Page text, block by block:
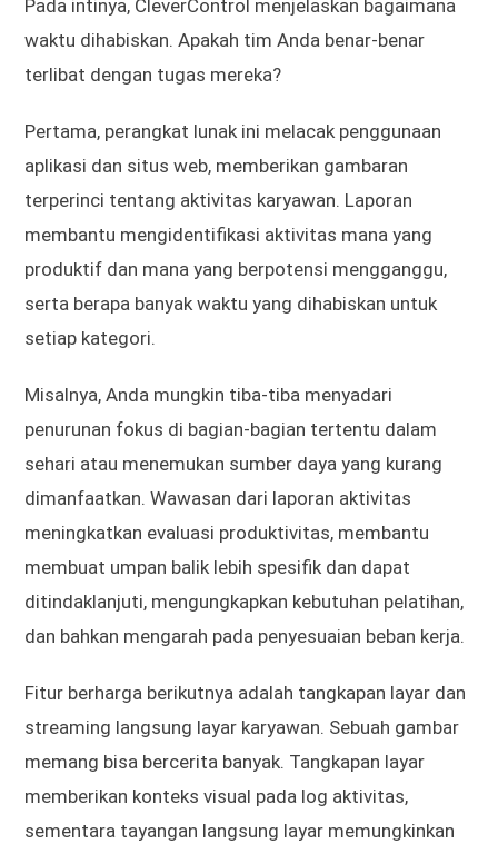
Pada intinya, CleverControl menjelaskan bagaimana
waktu dihabiskan. Apakah tim Anda benar-benar
terlibat dengan tugas mereka?
Pertama, perangkat lunak ini melacak penggunaan
aplikasi dan situs web, memberikan gambaran
terperinci tentang aktivitas karyawan. Laporan
membantu mengidentifikasi aktivitas mana yang
produktif dan mana yang berpotensi mengganggu,
serta berapa banyak waktu yang dihabiskan untuk
setiap kategori.
Misalnya, Anda mungkin tiba-tiba menyadari
penurunan fokus di bagian-bagian tertentu dalam
sehari atau menemukan sumber daya yang kurang
dimanfaatkan. Wawasan dari laporan aktivitas
meningkatkan evaluasi produktivitas, membantu
membuat umpan balik lebih spesifik dan dapat
ditindaklanjuti, mengungkapkan kebutuhan pelatihan,
dan bahkan mengarah pada penyesuaian beban kerja.
Fitur berharga berikutnya adalah tangkapan layar dan
streaming langsung layar karyawan. Sebuah gambar
memang bisa bercerita banyak. Tangkapan layar
memberikan konteks visual pada log aktivitas,
sementara tayangan langsung layar memungkinkan